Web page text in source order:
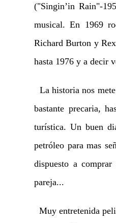
("Singin’in Rain"-
musical. En 1969
Richard Burton y
hasta 1976 y a decir
La historia nos
bastante precaria,
turística. Un buen
petróleo para mas
dispuesto a
pareja...
Muy entretenida